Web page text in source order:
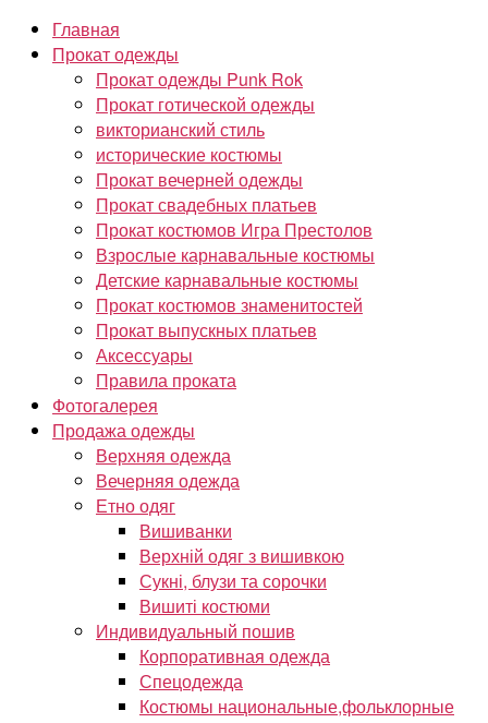
Главная
Прокат одежды
Прокат одежды Punk Rok
Прокат готической одежды
викторианский стиль
исторические костюмы
Прокат вечерней одежды
Прокат свадебных платьев
Прокат костюмов Игра Престолов
Взрослые карнавальные костюмы
Детские карнавальные костюмы
Прокат костюмов знаменитостей
Прокат выпускных платьев
Аксессуары
Правила проката
Фотогалерея
Продажа одежды
Верхняя одежда
Вечерняя одежда
Етно одяг
Вишиванки
Верхній одяг з вишивкою
Сукні, блузи та сорочки
Вишиті костюми
Индивидуальный пошив
Корпоративная одежда
Спецодежда
Костюмы национальные,фольклорные